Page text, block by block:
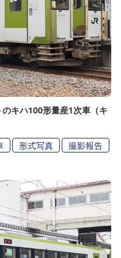
キハ100形量産1次車（キ
形式写真 撮影報告